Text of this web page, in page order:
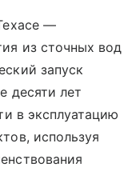
—
из сточных вод
запуск
десяти лет
в эксплуатацию
используя